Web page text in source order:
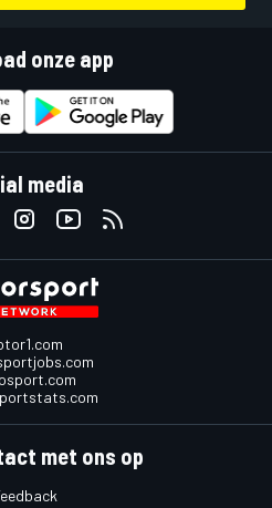
onze app
media
met ons op